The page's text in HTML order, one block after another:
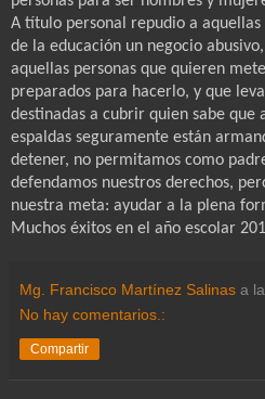
A título personal repudio a
de la educación un negocio
aquellas personas que quieren
preparados para hacerlo, y que
destinadas a cubrir quien sabe que
espaldas seguramente están
detener, no permitamos como
defendamos nuestros derechos,
nuestra meta: ayudar a la plena
Muchos éxitos en el año escolar
Mg. Francisco Martínez Salinas a
No hay comentarios.:
Compartir